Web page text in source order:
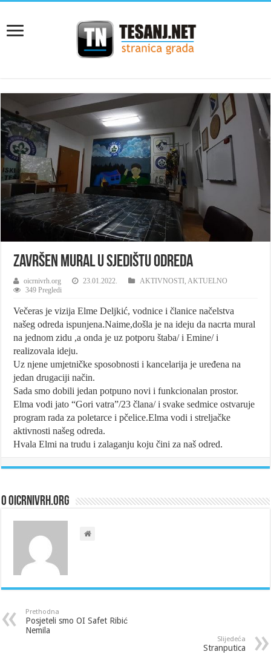
Završen mural u sjedištu odreda
oicrnivrh.org 23.01.2022. AKTIVNOSTI,AKTUELNO
349 Pregledi
Večeras je vizija Elme Deljkić, vodnice i članice načelstva
našeg odreda ispunjena.Naime,došla je na ideju da nacrta mural
na jednom zidu ,a onda je uz potporu štaba/ i Emine/ i
realizovala ideju.
Uz njene umjetničke sposobnosti i kancelarija je uređena na
jedan drugaciji način.
Sada smo dobili jedan potpuno novi i funkcionalan prostor.
Elma vodi jato “Gori vatra”/23 člana/ i svake sedmice ostvaruje
program rada za poletarce i pčelice.Elma vodi i streljačke
aktivnosti našeg odreda.
Hvala Elmi na trudu i zalaganju koju čini za naš odred.
O oicrnivrh.org
Prethodna
Posjeteli smo OI Safet Ribić
Nemila
Slijedeća
Stranputica